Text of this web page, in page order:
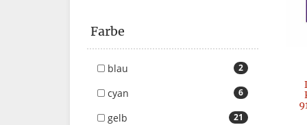
Farbe
2
blau
6
cyan
21
gelb